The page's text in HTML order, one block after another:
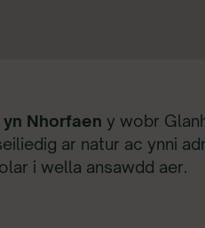
Nhorfaen y wobr
ar natur ac ynni
i wella ansawdd aer.